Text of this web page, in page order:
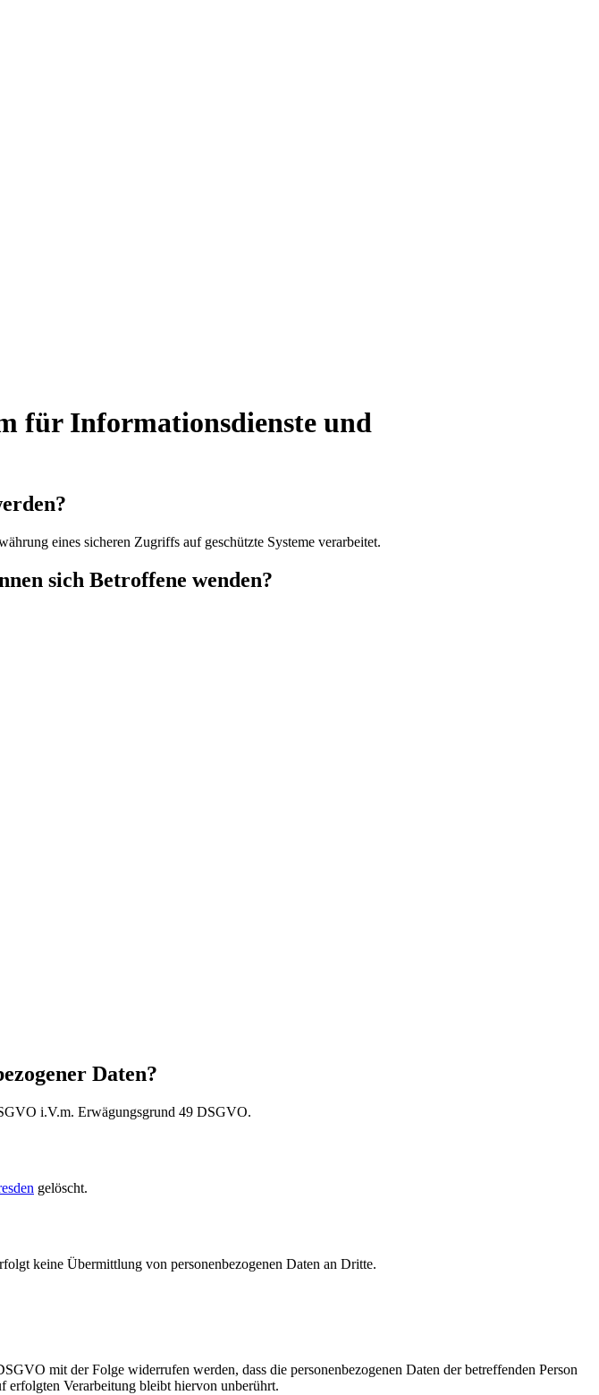
für Informationsdienste und
eines sicheren Zugriffs auf geschützte Systeme verarbeitet.
sich Betroffene wenden?
Daten?
i.V.m. Erwägungsgrund 49 DSGVO.
gelöscht.
keine Übermittlung von personenbezogenen Daten an Dritte.
mit der Folge widerrufen werden, dass die personenbezogenen Daten der betreffenden Person
Verarbeitung bleibt hiervon unberührt.